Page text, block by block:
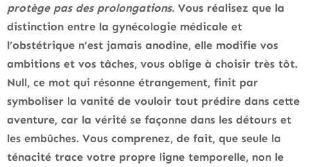
protège pas des prolongations. Vous réalisez que la
distinction entre la gynécologie médicale et
l’obstétrique n’est jamais anodine, elle modifie vos
ambitions et vos tâches, vous oblige à choisir très tôt.
Null, ce mot qui résonne étrangement, finit par
symboliser la vanité de vouloir tout prédire dans cette
aventure, car la vérité se façonne dans les détours et
les embûches. Vous comprenez, de fait, que seule la
ténacité trace votre propre ligne temporelle, non le